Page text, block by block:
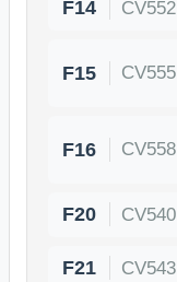
F14 CV552
F15 CV555
F16 CV558
F20 CV540
F21 CV543